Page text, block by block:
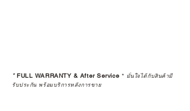
*FULL WARRANTY & After Service * มั่นใจได้กับสินค้ามี
รับประกัน พร้อมบริการหลังการขาย